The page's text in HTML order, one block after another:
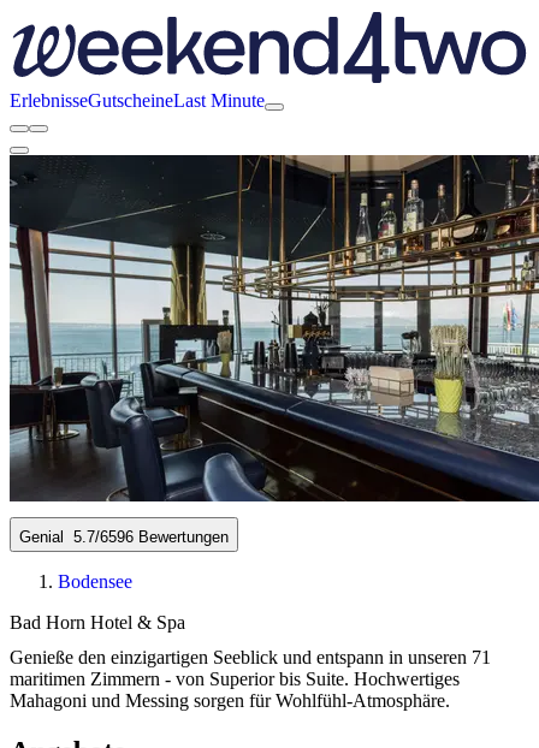
ErlebnisseGutscheineLast Minute
Genial 5.7/6596 Bewertungen
Bodensee
Bad Horn Hotel & Spa
Genieße den einzigartigen Seeblick und entspann in unseren 71
maritimen Zimmern - von Superior bis Suite. Hochwertiges
Mahagoni und Messing sorgen für Wohlfühl-Atmosphäre.